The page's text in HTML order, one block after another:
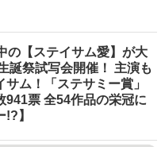
の【ステイサム愛】が大
誕祭試写会開催！ 主演も
ム！「ステサミー賞」
941票 全54作品の栄冠に
】